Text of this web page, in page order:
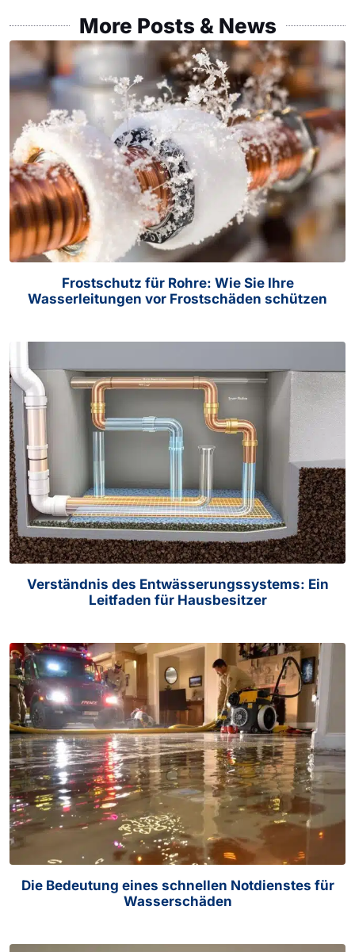
More Posts & News
Frostschutz für Rohre: Wie Sie Ihre
Wasserleitungen vor Frostschäden schützen
Verständnis des Entwässerungssystems: Ein
Leitfaden für Hausbesitzer
Die Bedeutung eines schnellen Notdienstes für
Wasserschäden